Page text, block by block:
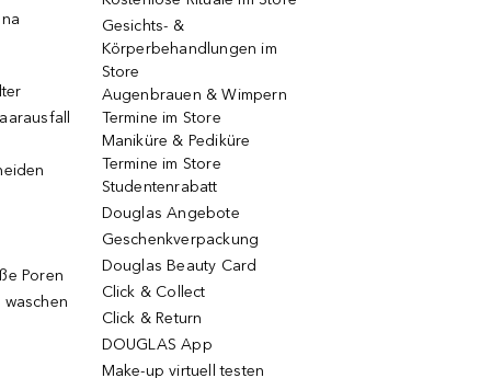
Poren
Gesichts- &
Körperbehandlungen im
Store
Augenbrauen & Wimpern
Termine im Store
Maniküre & Pediküre
Termine im Store
Studentenrabatt
Douglas Angebote
Geschenkverpackung
Douglas Beauty Card
Click & Collect
Click & Return
DOUGLAS App
Make-up virtuell testen